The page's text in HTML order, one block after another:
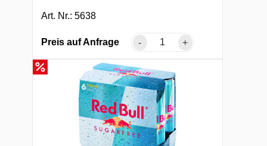
Art. Nr.: 5638
Preis auf Anfrage - +